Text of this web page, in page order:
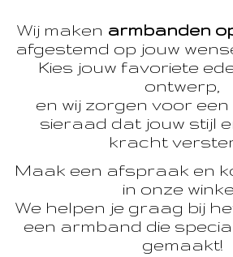
Wij maken armbanden
afgestemd op jouw
Kies jouw favoriete
ontwerp,
en wij zorgen voor
sieraad dat jouw stijl
kracht
Maak een afspraak en
in onze
We helpen je graag bij
een armband die
gemaakt!